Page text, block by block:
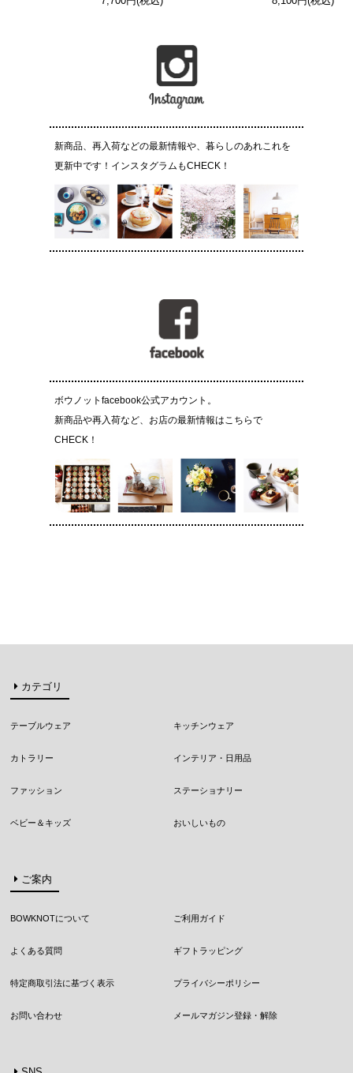
新商品、再入荷などの最新情報や、暮らしのあれこれを
更新中です！インスタグラムもCHECK！
ボウノットfacebook公式アカウント。
新商品や再入荷など、お店の最新情報はこちらで
CHECK！
カテゴリ
テーブルウェア キッチンウェア
カトラリー インテリア・日用品
ファッション ステーショナリー
ベビー＆キッズ おいしいもの
ご案内
BOWKNOTについて ご利用ガイド
よくある質問 ギフトラッピング
特定商取引法に基づく表示 プライバシーポリシー
お問い合わせ メールマガジン登録・解除